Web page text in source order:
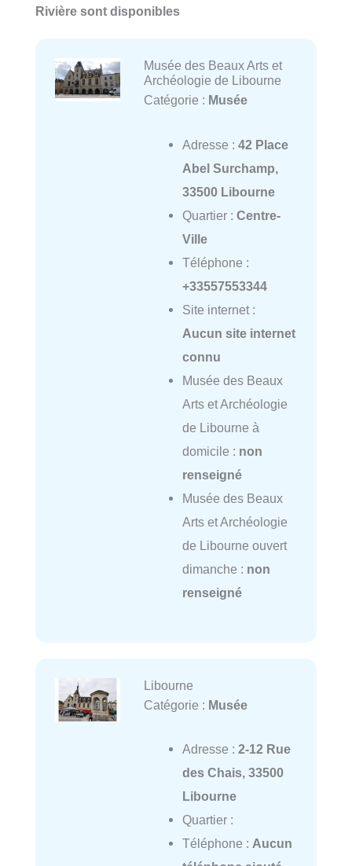
Rivière sont disponibles
Musée des Beaux Arts et
Archéologie de Libourne
Catégorie : Musée
Adresse : 42 Place
Abel Surchamp,
33500 Libourne
Quartier : Centre-
Ville
Téléphone :
+33557553344
Site internet :
Aucun site internet
connu
Musée des Beaux
Arts et Archéologie
de Libourne à
domicile : non
renseigné
Musée des Beaux
Arts et Archéologie
de Libourne ouvert
dimanche : non
renseigné
Libourne
Catégorie : Musée
Adresse : 2-12 Rue
des Chais, 33500
Libourne
Quartier :
Téléphone : Aucun